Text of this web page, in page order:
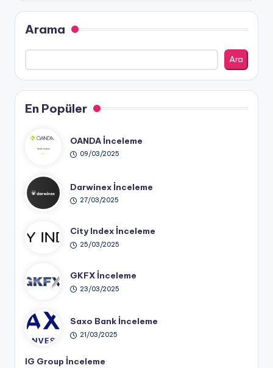
Arama
Ara
En Popüler
OANDA İnceleme
09/03/2025
Darwinex İnceleme
27/03/2025
City Index İnceleme
25/03/2025
GKFX İnceleme
23/03/2025
Saxo Bank İnceleme
21/03/2025
IG Group İnceleme